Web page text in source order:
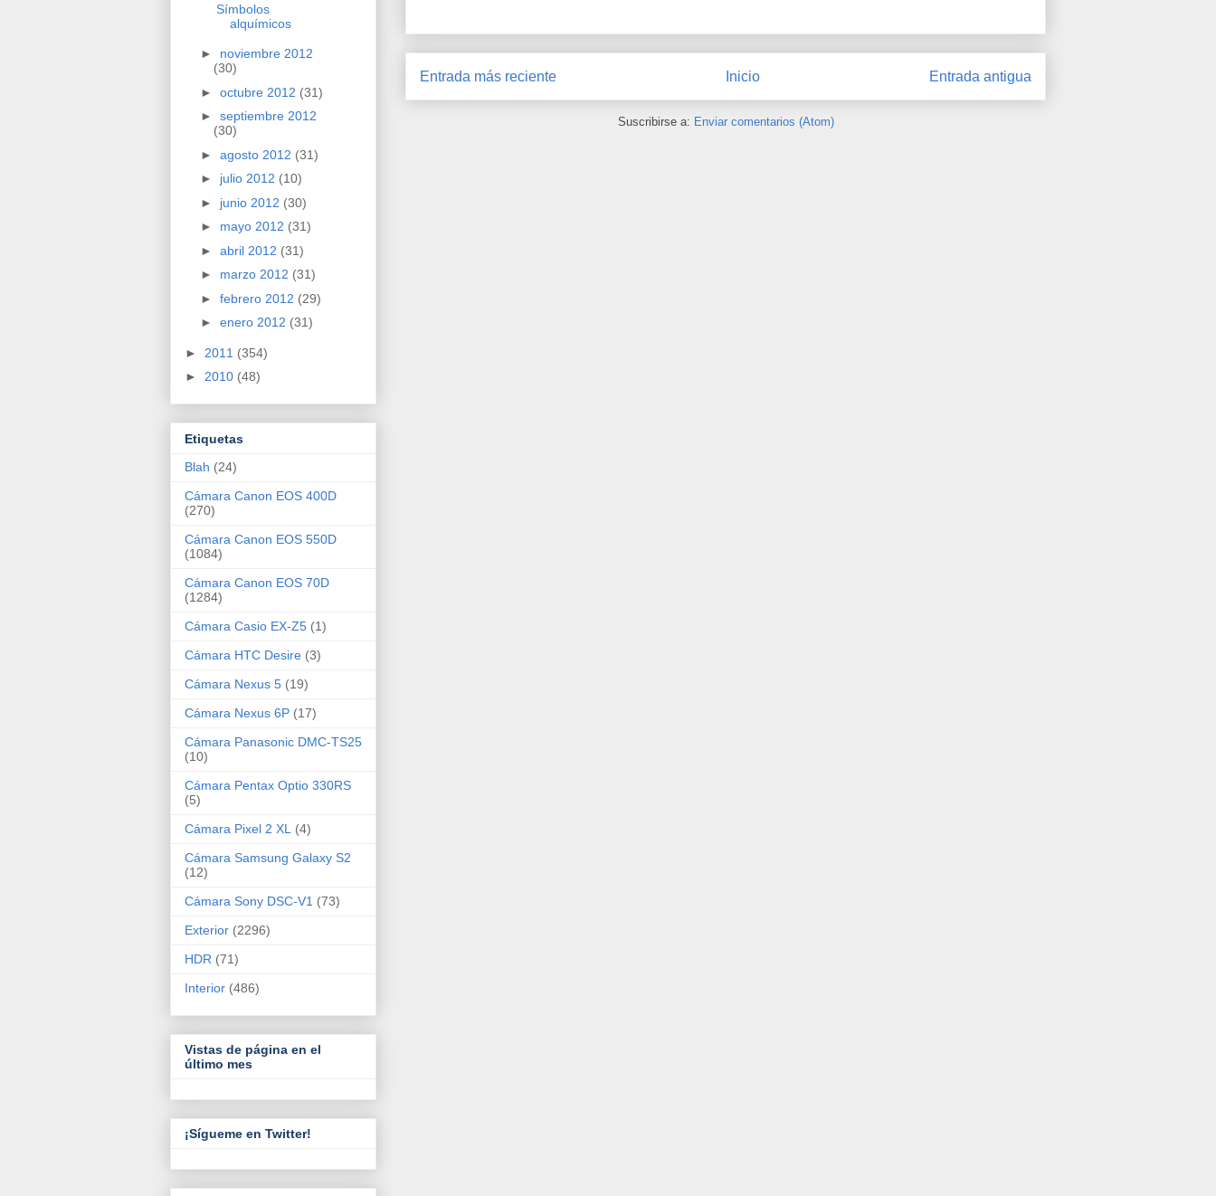
Entrada más reciente Entrada antigua
Inicio
Suscribirse a: Enviar comentarios (Atom)
Símbolos
alquímicos
► noviembre 2012
(30)
► octubre 2012 (31)
► septiembre 2012
(30)
► agosto 2012 (31)
► julio 2012 (10)
► junio 2012 (30)
► mayo 2012 (31)
► abril 2012 (31)
► marzo 2012 (31)
► febrero 2012 (29)
► enero 2012 (31)
► 2011 (354)
► 2010 (48)
Etiquetas
Blah (24)
Cámara Canon EOS 400D
(270)
Cámara Canon EOS 550D
(1084)
Cámara Canon EOS 70D
(1284)
Cámara Casio EX-Z5 (1)
Cámara HTC Desire (3)
Cámara Nexus 5 (19)
Cámara Nexus 6P (17)
Cámara Panasonic DMC-TS25
(10)
Cámara Pentax Optio 330RS
(5)
Cámara Pixel 2 XL
(4)
Cámara Samsung Galaxy S2
(12)
Cámara Sony DSC-V1 (73)
Exterior (2296)
HDR (71)
Interior (486)
Vistas de página en el
último mes
¡Sígueme en Twitter!